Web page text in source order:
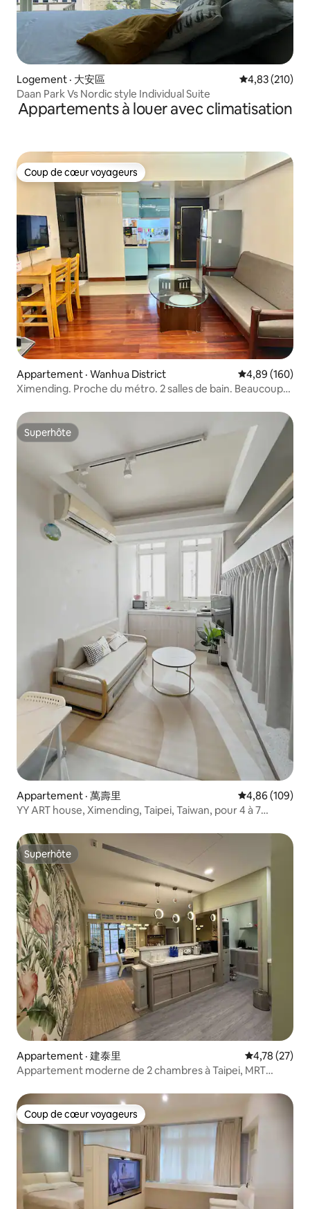
Logement · 大安區 Note
4,83 (210)
Daan Park Vs Nordic style Individual Suite
Appartements à louer avec climatisation
Coup de cœur voyageurs
Coup de cœur voyageurs
Appartement · Wanhua District Note
4,89 (160)
Ximending. Proche du métro. 2 salles de bain. Beaucoup
Superhôte
Superhôte
Appartement · 萬壽里 Note
4,86 (109)
YY ART house, Ximending, Taipei, Taiwan, pour 4 à 7
Superhôte
Superhôte
Appartement · 建泰里 Note
4,78 (27)
Appartement moderne de 2 chambres à Taipei, MRT
Coup de cœur voyageurs
Coup de cœur voyageurs